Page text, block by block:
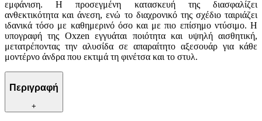
εμφάνιση. Η προσεγμένη κατασκευή της διασφαλίζει
ανθεκτικότητα και άνεση, ενώ το διαχρονικό της σχέδιο ταιριάζει
ιδανικά τόσο με καθημερινό όσο και με πιο επίσημο ντύσιμο. Η
υπογραφή της Oxzen εγγυάται ποιότητα και υψηλή αισθητική,
μετατρέποντας την αλυσίδα σε απαραίτητο αξεσουάρ για κάθε
μοντέρνο άνδρα που εκτιμά τη φινέτσα και το στυλ.
Περιγραφή
+